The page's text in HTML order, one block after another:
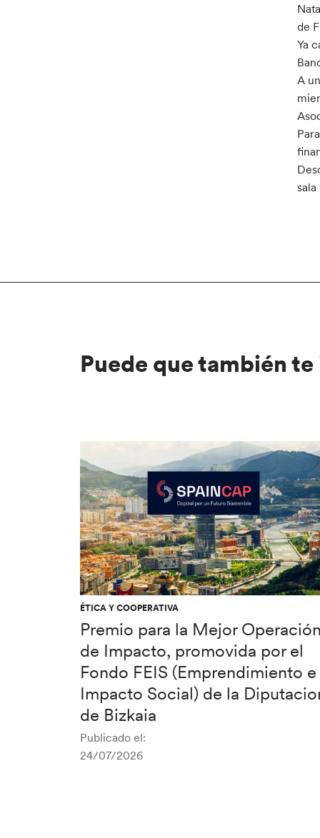
de
Ya
A
Puede que también
ÉTICA Y COOPERATIVA
Premio para la Mejor Operación
de Impacto, promovida por el
Fondo FEIS (Emprendimiento e
Impacto Social) de la
de Bizkaia
Publicado el:
24/07/2026